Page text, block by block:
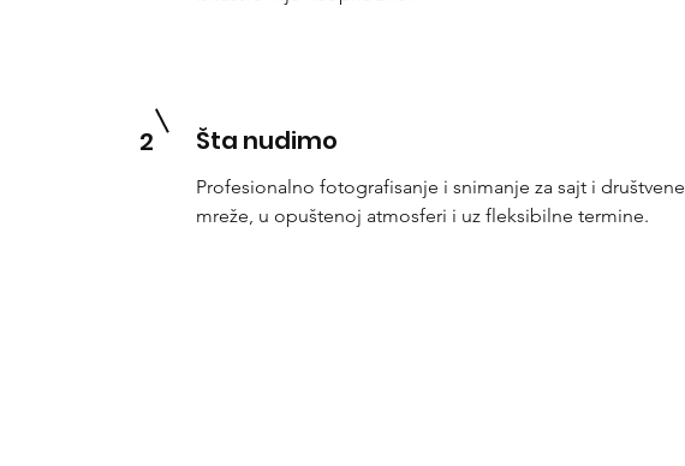
2 Šta nudimo
Profesionalno fotografisanje i snimanje za sajt i društvene
mreže, u opuštenoj atmosferi i uz fleksibilne termine.